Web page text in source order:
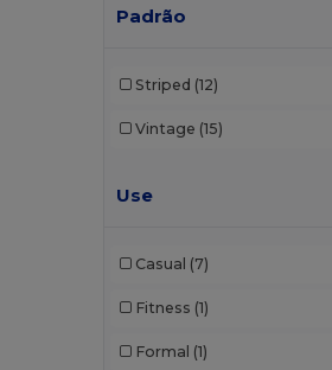
Stamina
WK. Designed To Work
Padrão
Striped (12)
Vintage (15)
Use
Casual (7)
Fitness (1)
Formal (1)